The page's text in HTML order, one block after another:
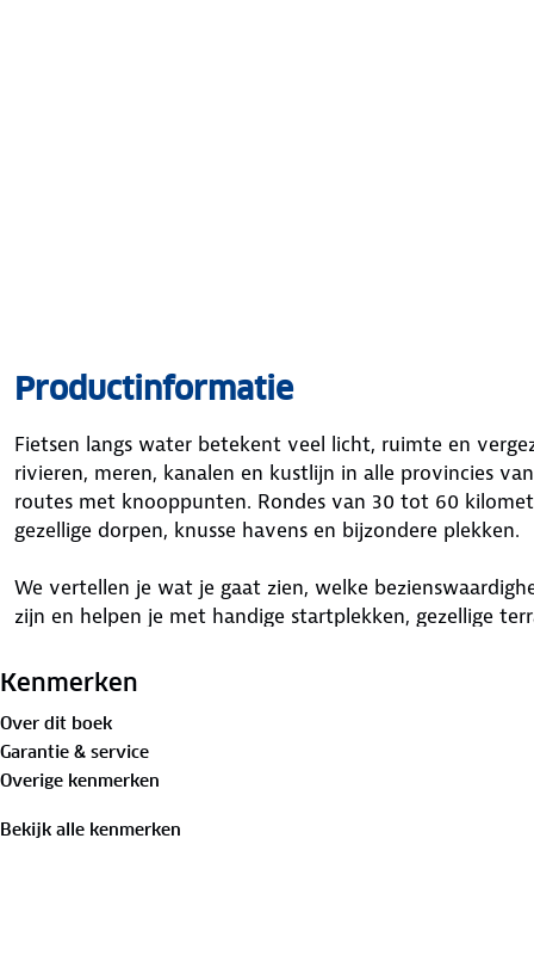
Productinformatie
Fietsen langs water betekent veel licht, ruimte en
rivieren, meren, kanalen en kustlijn in alle provincies
routes met knooppunten. Rondes van 30 tot 60
gezellige dorpen, knusse havens en bijzondere plekken.
We vertellen je wat je gaat zien, welke
zijn en helpen je met handige startplekken, gezellige
actuele vaartijden van veerponten, parkeerplekken en
In het kort
Meer dan 30 fietsroutes langs water
Routes van 30 tot 60 kilometer in alle provincies
Eenvoudig te volgen met fietsknooppunten
Kenmerken
Over dit boek
Garantie & service
Overige kenmerken
Bekijk alle kenmerken